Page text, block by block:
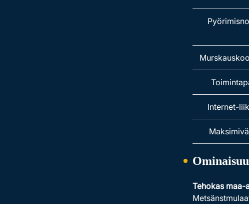
Internet-
Tehokas maa-